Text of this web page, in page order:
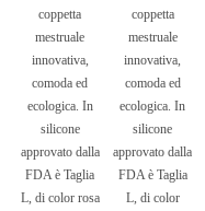
coppetta
mestruale
innovativa,
comoda ed
ecologica. In
silicone
approvato dalla
FDA è Taglia
L, di color rosa
coppetta
mestruale
innovativa,
comoda ed
ecologica. In
silicone
approvato dalla
FDA è Taglia
L, di color